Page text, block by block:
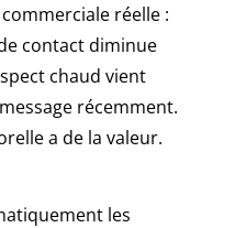
réelle :
contact diminue
chaud vient
récemment.
a de la valeur.
les